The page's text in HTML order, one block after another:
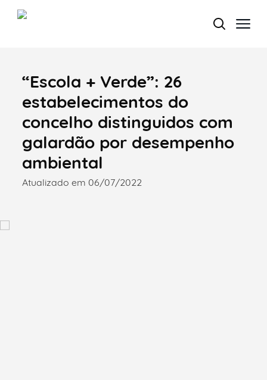
Termo de Pesquisa
Categorias gerais
“Escola + Verde”: 26
estabelecimentos do
concelho distinguidos com
galardão por desempenho
ambiental
Atualizado em 06/07/2022